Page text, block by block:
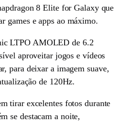
8 Elite for Galaxy que
games e apps ao máximo.
LTPO AMOLED de 6.2
aproveitar jogos e vídeos
para deixar a imagem suave,
de 120Hz.
tirar excelentes fotos durante
se destacam a noite,